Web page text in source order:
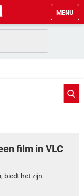
MENU
10
10
film in VLC
biedt het zijn